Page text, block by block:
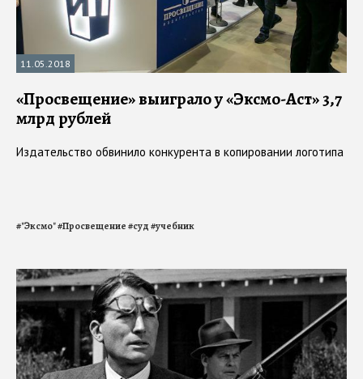
11.05.2018
«Просвещение» выиграло у «Эксмо-Аст» 3,7
млрд рублей
Издательство обвинило конкурента в копировании логотипа
#"Эксмо"#Просвещение#суд#учебник